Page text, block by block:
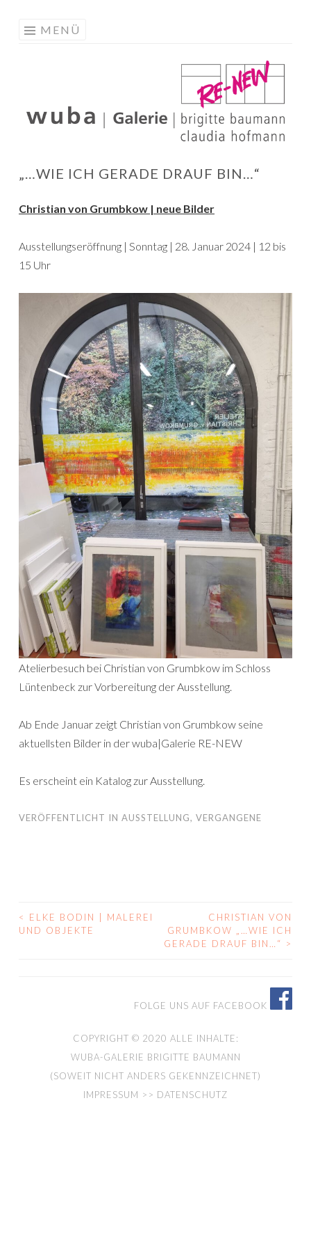
SpringeMENÜ
„…WIE ICH GERADE DRAUF BIN…“
Christian von Grumbkow | neue Bilder
Ausstellungseröffnung | Sonntag | 28. Januar 2024 | 12 bis
15 Uhr
Atelierbesuch bei Christian von Grumbkow im Schloss
Lüntenbeck zur Vorbereitung der Ausstellung.
Ab Ende Januar zeigt Christian von Grumbkow seine
aktuellsten Bilder in der wuba|Galerie RE-NEW
Es erscheint ein Katalog zur Ausstellung.
VERÖFFENTLICHT IN AUSSTELLUNG, VERGANGENE
BEITRAGS-
<
ELKE BODIN | MALEREI
UND OBJEKTE
CHRISTIAN VON
GRUMBKOW „…WIE ICH
GERADE DRAUF BIN…“ >
FOLGE UNS AUF FACEBOOK
COPYRIGHT © 2020 ALLE INHALTE:
WUBA-GALERIE BRIGITTE BAUMANN
(SOWEIT NICHT ANDERS GEKENNZEICHNET)
IMPRESSUM >> DATENSCHUTZ